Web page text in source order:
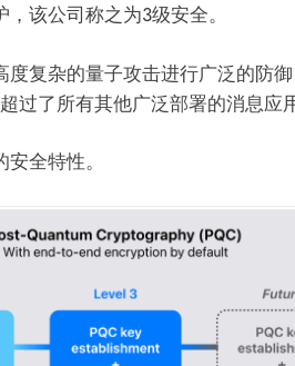
该公司称之为3级安全。
复杂的量子攻击进行广泛的防
了所有其他广泛部署的消息应
全特性。